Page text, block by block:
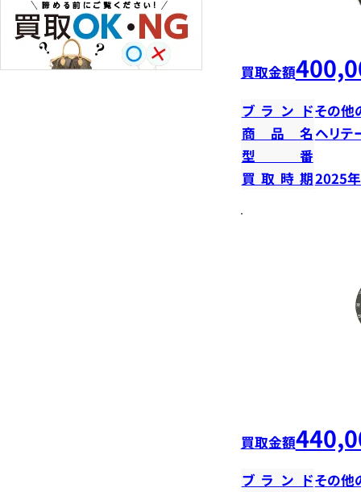
買取金額
ブランドその他
商品名 ヘリテ
型番
買取時期2025
買取金額
ブランドその他